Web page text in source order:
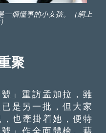
一個懂事的小女孩。（網上
聚
重訪孟加拉，雖
是另一批，但大家
也牽掛着她，便特
」作全面體檢。藉